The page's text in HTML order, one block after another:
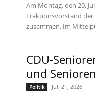
Am Montag, den 20.
Fraktionsvorstand der
zusammen. Im
CDU-
und
Politik Juli 21, 2026